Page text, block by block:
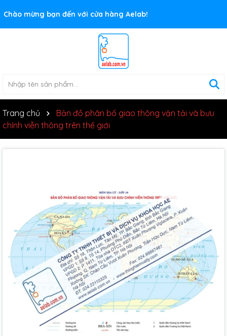
Chào mừng bạn đến với cửa hàng Aelab!
Rất nhiều ưu đãi và chương trình khuyến mãi đang chờ đợi
bạn
Trang chủ
Bản đồ phân bố giao thông vận tải và bưu
chính viễn thông trên thế giới